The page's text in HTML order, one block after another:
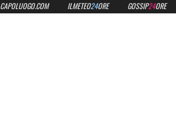
CAPOLUOGO.COM ILMETEO24ORE GOSSIP24ORE